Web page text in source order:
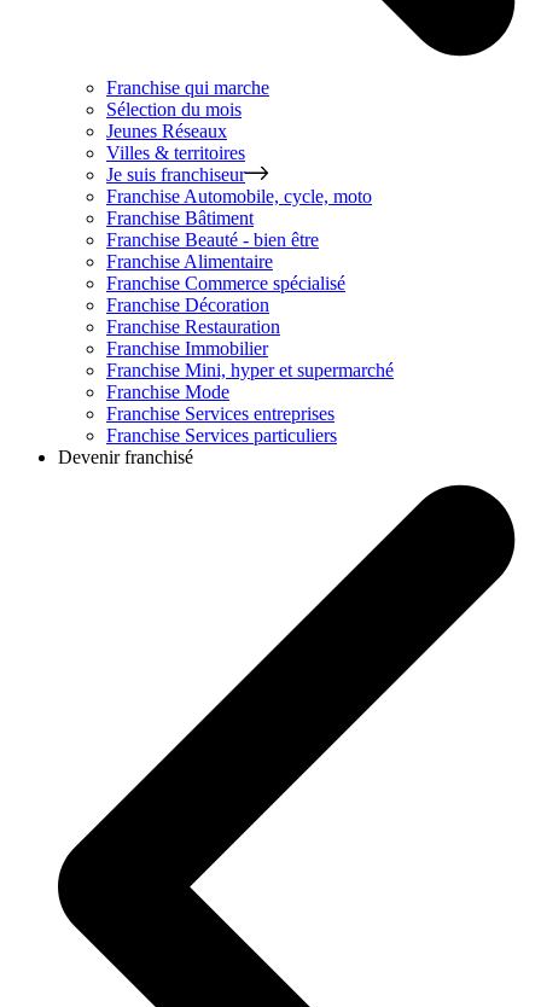
Franchise qui marche
Sélection du mois
Jeunes Réseaux
Villes & territoires
Je suis franchiseur
Franchise Automobile, cycle, moto
Franchise Bâtiment
Franchise Beauté - bien être
Franchise Alimentaire
Franchise Commerce spécialisé
Franchise Décoration
Franchise Restauration
Franchise Immobilier
Franchise Mini, hyper et supermarché
Franchise Mode
Franchise Services entreprises
Franchise Services particuliers
Devenir franchisé